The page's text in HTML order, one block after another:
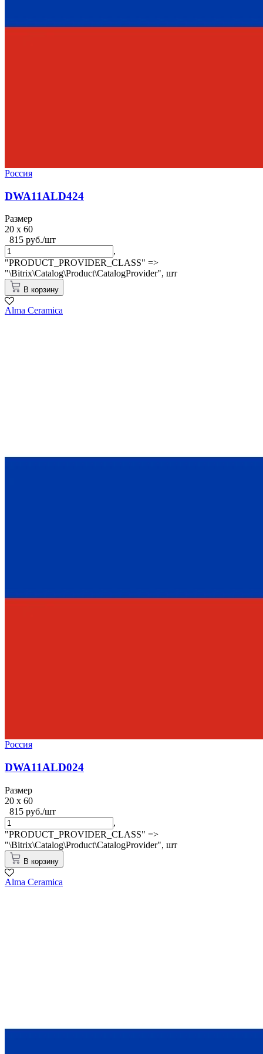
Россия
DWA11ALD424
Размер
20 x 60
815 руб./шт
,
"PRODUCT_PROVIDER_CLASS" =>
"\Bitrix\Catalog\Product\CatalogProvider", шт
В корзину
Alma Ceramica
Россия
DWA11ALD024
Размер
20 x 60
815 руб./шт
,
"PRODUCT_PROVIDER_CLASS" =>
"\Bitrix\Catalog\Product\CatalogProvider", шт
В корзину
Alma Ceramica